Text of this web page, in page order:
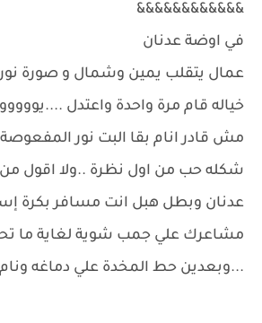
&&&&&&&&&&&&
في اوضة عدنان
عمال يتقلب يمين وشمال و صورة
خياله قام مرة واحدة واعتدل
مش قادر انام بقا البت نور
شكله حب من اول نظرة ..ولا اقول من
عدنان وبطل هبل انت مسافر بكرة
مشاعرك علي جمب شوية لغاية ما
...وبعدين حط المخدة علي دماغه ونام